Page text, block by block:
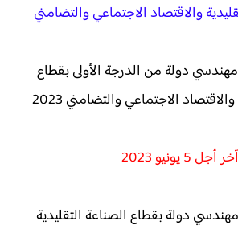
والاقتصاد الاجتماعي والتضامني
مباراة توظيف 5 مهندسي دولة من الدرجة الأولى بقطاع
الاجتماعي والتضامني 2023
آخر أجل 5 يونيو 2023
مباراة توظيف 5 مهندسي دولة بقطاع الصناعة التقليدية